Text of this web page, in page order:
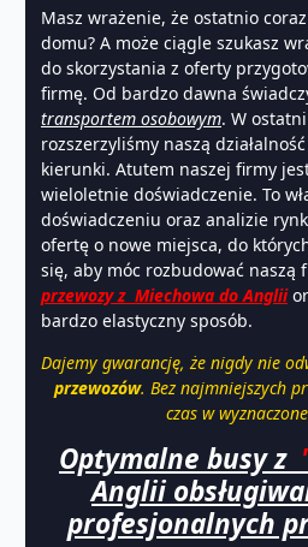
Masz wrażenie, że ostatnio
domu? A może ciągle szukasz
do skorzystania z oferty
firmę. Od bardzo dawna
transportem osobowym. W
rozszerzyliśmy naszą
kierunki. Atutem naszej firmy
wieloletnie doświadczenie. To
doświadczeniu oraz analizie
ofertę o nowe miejsca, do
się, aby móc rozbudować naszą
przewozy z Miechowa do Anglii
bardzo elastyczny sposób.
Dajemy gwarancję, że nigdy nie
przewozów. Bez najmniejszych
czas w
Optymalne busy z
Anglii
profesjonalnych